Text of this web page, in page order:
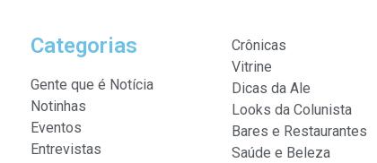
Categorias
Gente que é Notícia
Notinhas
Eventos
Entrevistas
Crônicas
Vitrine
Dicas da Ale
Looks da Colunista
Bares e Restaurantes
Saúde e Beleza